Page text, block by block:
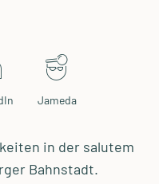
Jameda
in der salutem
Bahnstadt.